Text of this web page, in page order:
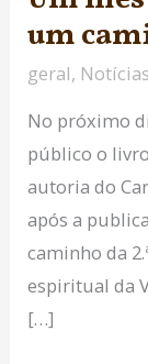
um
geral, Notícias
No próximo
público o
autoria do
após a
caminho da
espiritual da
[…]